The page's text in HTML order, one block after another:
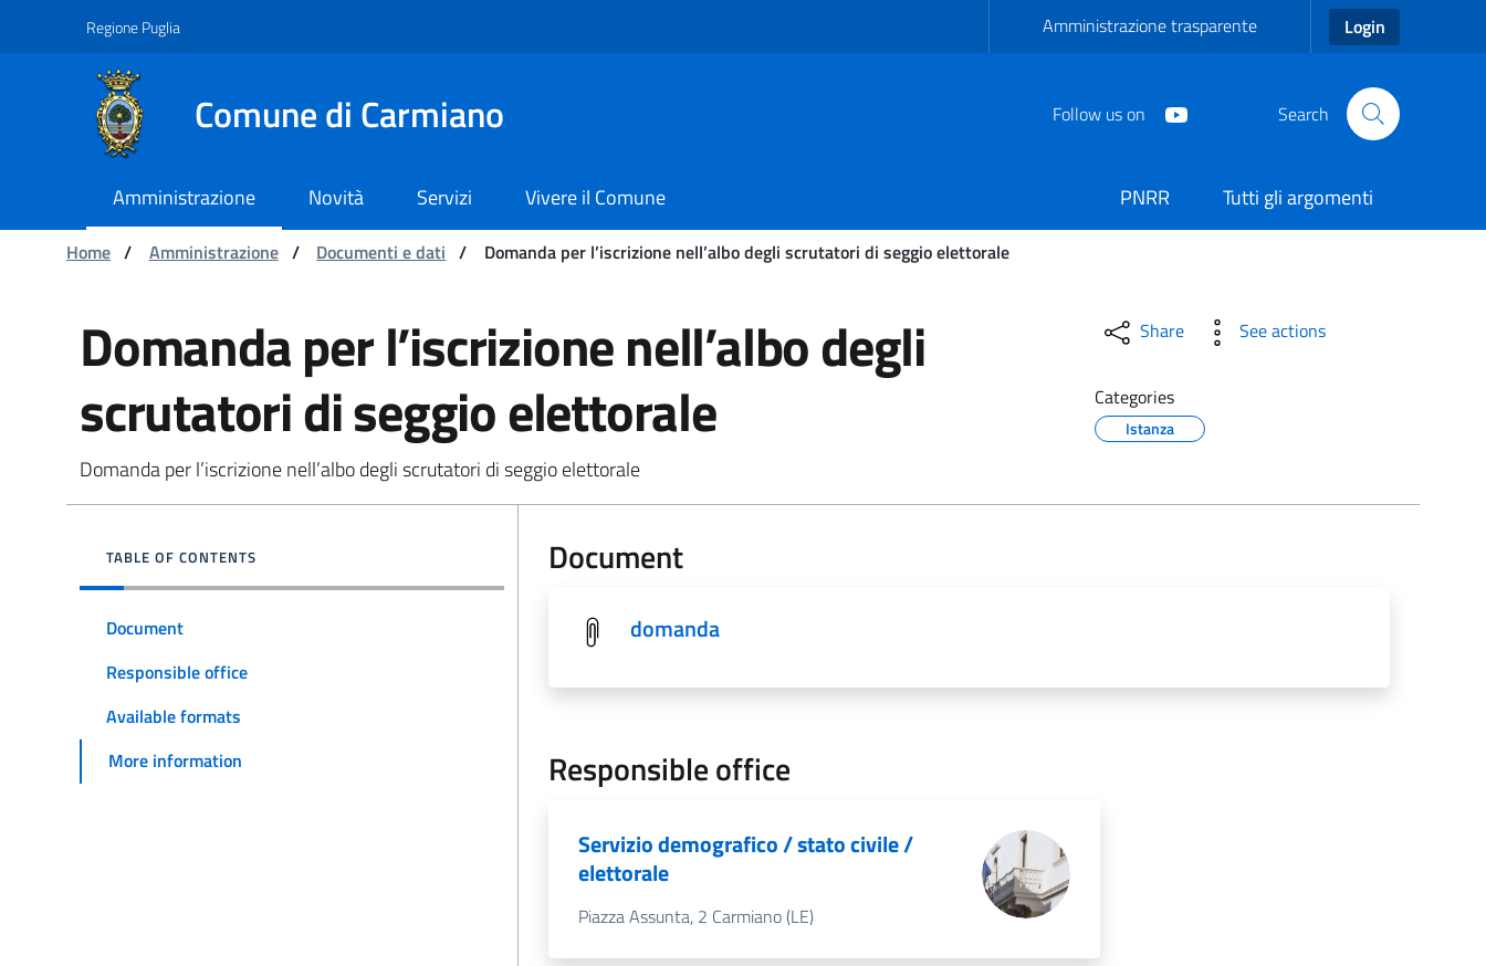
Navigation
Skip to ContentRegione Puglia Amministrazione trasparente Login
Comune di Carmiano Follow us on Search
Amministrazione Novità Servizi Vivere il Comune PNRR
Tutti gli argomenti
You are:
Home / Amministrazione / Documenti e dati / Domanda per l’iscrizione nell’albo degli scrutatori di seggio elettorale
Domanda per l’iscrizione nell’albo degli scrutatori di seggio elettorale -
Domanda per l’iscrizione nell’albo degli
scrutatori di seggio elettorale
Domanda per l’iscrizione nell’albo degli scrutatori di seggio elettorale
Share See actions
Categories
Istanza
TABLE OF CONTENTS
Document
Responsible office
Available formats
More information
Document
domanda
Responsible office
Servizio demografico / stato civile /
elettorale
Piazza Assunta, 2 Carmiano (LE)